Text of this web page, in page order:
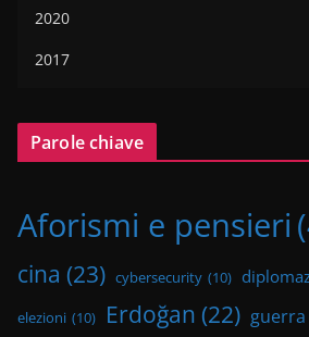
2020
2017
Parole chiave
Aforismi e pensieri
cina (23) cybersecurity (10)
elezioni (10) Erdoğan (22) guerra